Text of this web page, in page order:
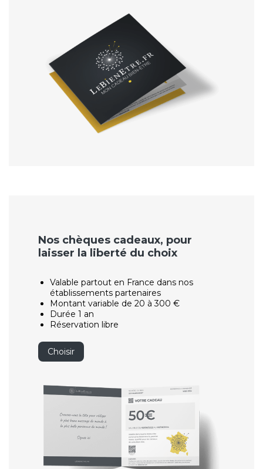
Nos chèques cadeaux, pour
laisser la liberté du choix
Valable partout en France dans nos
établissements partenaires
Montant variable de 20 à 300 €
Durée 1 an
Réservation libre
Choisir